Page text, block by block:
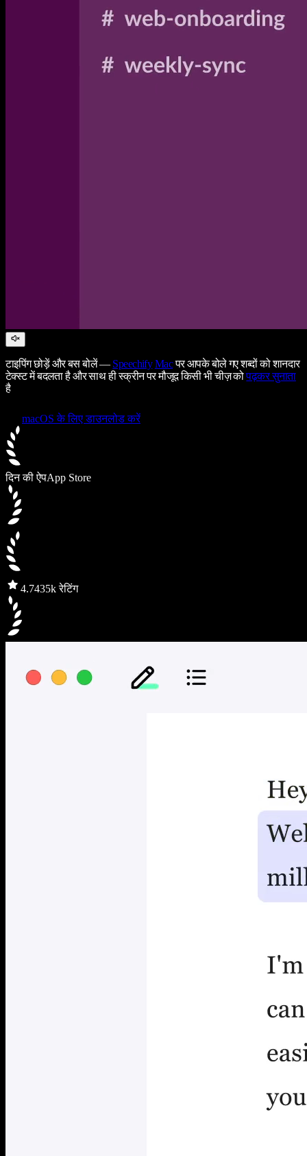
टाइपिंग छोड़ें और बस बोलें — Speechify Macपर आपके बोले गए शब्दों को शानदार
टेक्स्ट में बदलता है और साथ ही स्क्रीन पर मौजूद किसी भी चीज़ कोपढ़कर सुनाता
है
macOS के लिए डाउनलोड करें
दिन की ऐपApp Store
4.7435k रेटिंग